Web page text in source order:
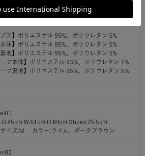
プス】ポリエステル 95%、ポリウレタン 5%
本体】ポリエステル 95%、ポリウレタン 5%
裏地】ポリエステル 95%、ポリウレタン 5%
ーツ本体】ポリエステル 93%、ポリウレタン 7%
ーツ裏地】ポリエステル 95%、ポリウレタン 5%
B:85cm W:61cm H:89cm Shoes:25.5cm
イズ:M カラー:ライム、ダークブラウン